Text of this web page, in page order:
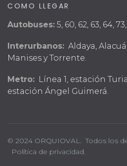
COMO LLEGAR
Autobuses: 5, 60, 62, 63, 64,
Interurbanos: Aldaya,
Manises y Torrente.
Metro: Línea 1, estación
estación Ángel Guimerá.
© 2024 ORQUIOVAL. Todos los
Política de privacidad.